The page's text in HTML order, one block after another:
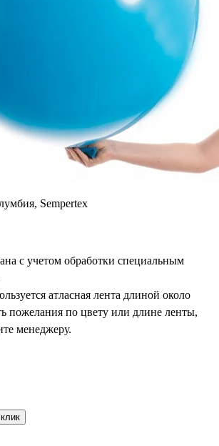
Sempertex
с учетом обработки специальным
атласная лента длиной около
пожелания по цвету или длине ленты,
менеджеру.